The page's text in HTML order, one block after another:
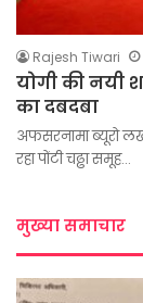
Rajesh Tiwari
योगी की नयी
का दबदबा
अफसरनामा ब्यूरो
रहा पोंटी चढ्ढा समूह…
मुख्या समाचार